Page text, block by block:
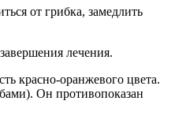
от грибка, замедлить
лечения.
красно-оранжевого цвета.
Он противопоказан